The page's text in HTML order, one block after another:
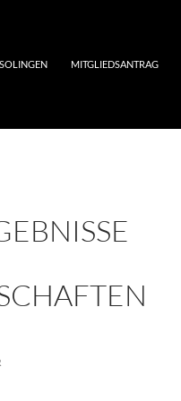
MITGLIEDSANTRAG